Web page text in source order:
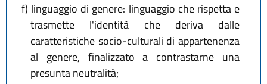
f) linguaggio di genere: linguaggio che rispetta e
trasmette l'identità che deriva dalle
caratteristiche socio-culturali di appartenenza
al genere, finalizzato a contrastarne una
presunta neutralità;